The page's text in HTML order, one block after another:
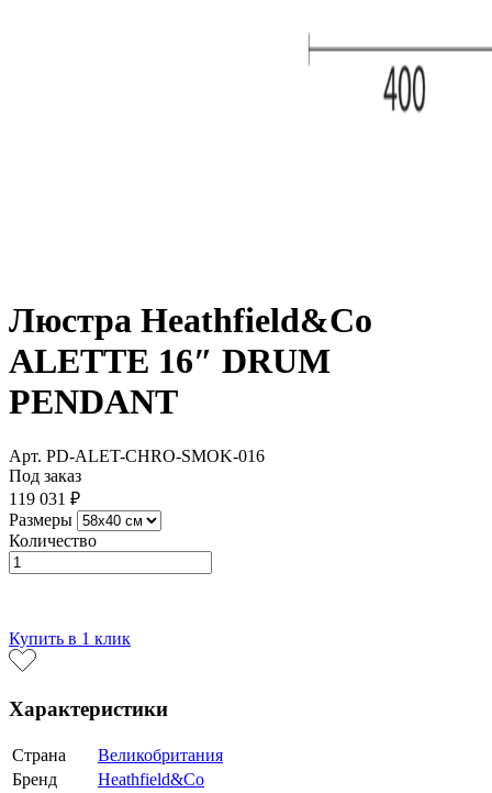
Люстра Heathfield&Co
ALETTE 16″ DRUM
PENDANT
Арт. PD-ALET-CHRO-SMOK-016
Под заказ
119 031 ₽
Размеры
Количество
Купить в 1 клик
Характеристики
Страна
Великобритания
Бренд
Heathfield&Co